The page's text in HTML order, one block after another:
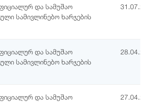
და სამუშაო
სამივლინებო ხარჯების
და სამუშაო
სამივლინებო ხარჯების
და სამუშაო